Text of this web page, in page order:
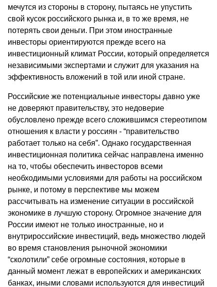
мечутся из стороны в сторону, пытаясь не упустить
свой кусок российского рынка и, в то же время, не
потерять свои деньги. При этом иностранные
инвесторы ориентируются прежде всего на
инвестиционный климат России, который определяется
независимыми экспертами и служит для указания на
эффективность вложений в той или иной стране.
Российские же потенциальные инвесторы давно уже
не доверяют правительству, это недоверие
обусловлено прежде всего сложившимся стереотипом
отношения к власти у россиян - “правительство
работает только на себя”. Однако государственная
инвестиционная политика сейчас направлена именно
на то, чтобы обеспечить инвесторов всеми
необходимыми условиями для работы на российском
рынке, и потому в перспективе мы можем
рассчитывать на изменение ситуации в российской
экономике в лучшую сторону. Огромное значение для
России имеют не только иностранные, но и
внутрироссийские инвестиций, ведь множество людей
во время становления рыночной экономики
“сколотили” себе огромные состояния, которые в
данный момент лежат в европейских и американских
банках, иными словами используются для инвестиций